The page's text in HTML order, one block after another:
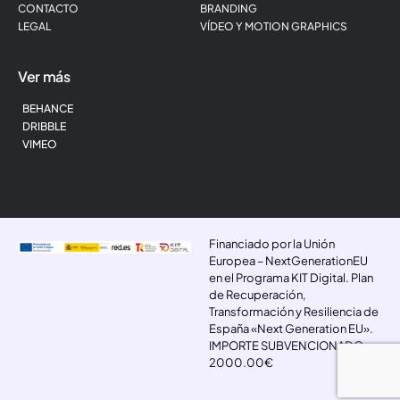
CONTACTO
LEGAL
BRANDING
VÍDEO Y MOTION GRAPHICS
Ver más
BEHANCE
DRIBBLE
VIMEO
Financiado por la Unión
Europea – NextGenerationEU
en el Programa KIT Digital. Plan
de Recuperación,
Transformación y Resiliencia de
España «Next Generation EU».
IMPORTE SUBVENCIONADO:
2000.00€